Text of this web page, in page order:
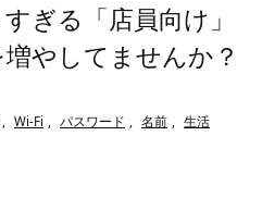
ぎる「店員向け」
やしてませんか？
, Wi-Fi , パスワード , 名前 , 生活